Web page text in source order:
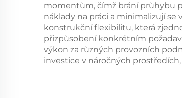
momentům, čímž brání průhybu
náklady na práci a minimalizují
konstrukční flexibilitu, která
přizpůsobení konkrétním
výkon za různých provozních
investice v náročných